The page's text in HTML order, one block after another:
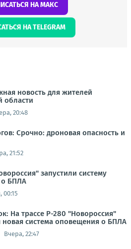
НА МАКС
НА TELEGRAM
новость для жителей
области
20:48
Срочно: дроновая опасность и
21:52
запустили систему
БПЛА
00:15
На трассе Р-280 "Новороссия"
новая система оповещения о БПЛА
Вчера, 22:47